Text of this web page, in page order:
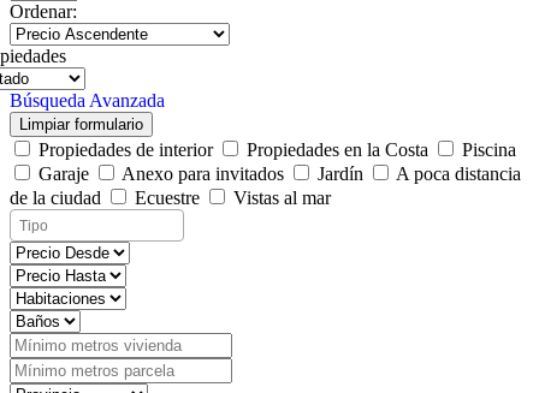
Ordenar:
Búsqueda Avanzada
Limpiar formulario
Propiedades de interior Propiedades en la Costa
Piscina
Garaje
Anexo para invitados Jardín
A poca distancia
de la ciudad
Ecuestre Vistas al mar